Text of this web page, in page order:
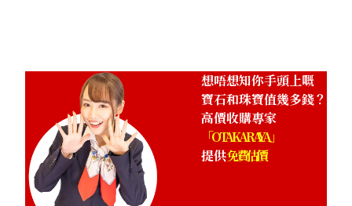
想唔想知你手頭上嘅
寶石和珠寶值幾多錢？
高價收購專家
「OTAKARAYA」
提供免費估價